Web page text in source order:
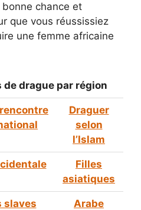
chance et
que vous réussissiez
une femme africaine
drague par région
Draguer
selon
l’Islam
Filles
asiatiques
slaves
Arabe